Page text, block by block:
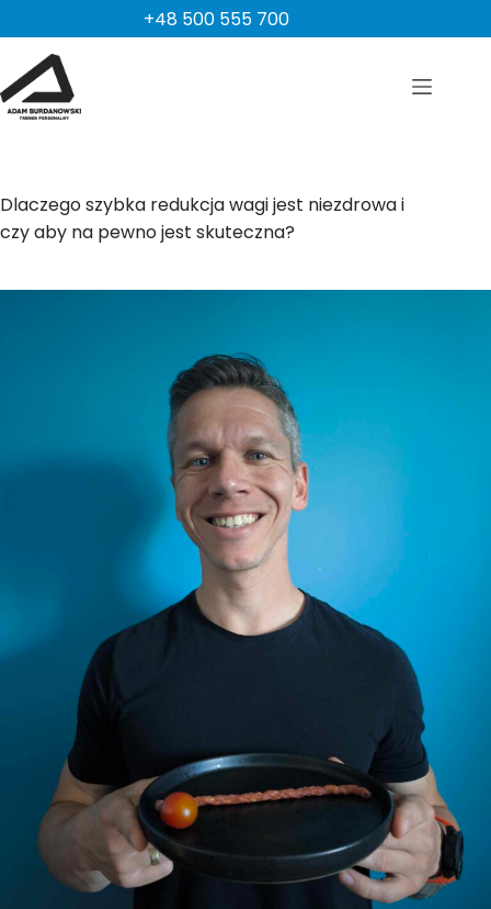
do
treści
+48 500 555 700
Dlaczego szybka redukcja wagi jest niezdrowa i
czy aby na pewno jest skuteczna?